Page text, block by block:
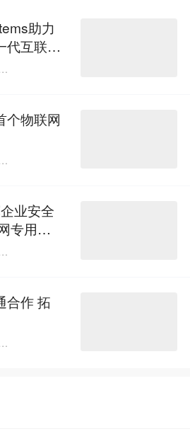
助力
代互联网
个物联网
业安全
专用网
合作 拓